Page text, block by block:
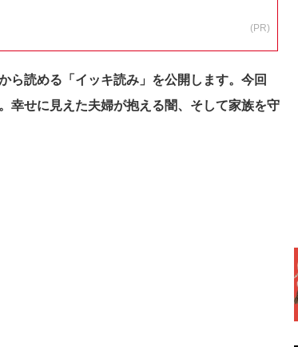
(PR)
ら読める「イッキ読み」を公開します。今回
幸せに見えた夫婦が抱える闇、そして家族を守